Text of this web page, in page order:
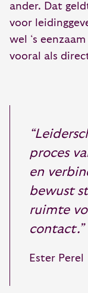
ander. Dat
voor
wel ‘s
vooral als
proces
en
bewust
ruimte
contact.”
Ester Perel